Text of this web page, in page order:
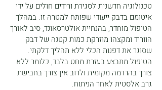
טכנולוגיה חדשנית לסגירת ורידים חולים על ידי
איטומם בדבק ייעודי שפותח למטרה זו. במהלך
הטיפול מוחדר, בהנחיית אולטרסאונד, סיב לאורך
הווריד ומקצהו מוזרקת כמות קטנה של דבק
שסוגר את דפנות הכלי ללא תהליך דלקתי.
הטיפול מתבצע בעזרת מחט בלבד, כלומר ללא
צורך בהרדמה מקומית ולרוב אין צורך בחבישת
גרב אלסטית לאחר הניתוח.